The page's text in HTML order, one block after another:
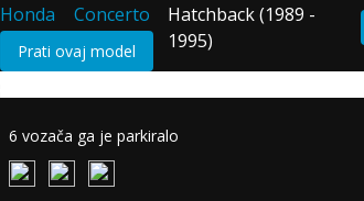
Honda
Concerto
/
Hatchback (1989 -
1995)
Prati ovaj model
6 vozača ga je parkiralo